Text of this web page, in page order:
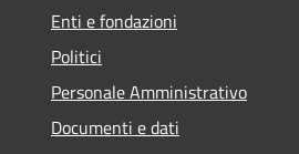
Enti e fondazioni
Politici
Personale Amministrativo
Documenti e dati